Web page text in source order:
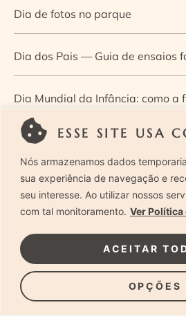
ESSE SITE USA
Nós armazenamos dados
sua experiência de navegação e
seu interesse. Ao utilizar nossos
com tal monitoramento. Ver
OPÇÕES
ACEITAR
Dia de fotos no parque
Dia dos Pais — Guia de ensaios
Dia Mundial da Infância: como a
construir a memória e a
Diário de uma grávida e sua
Dica de especialista: como
no ensaio newborn?
Dica de especialista: qual o
fotografia newborn?